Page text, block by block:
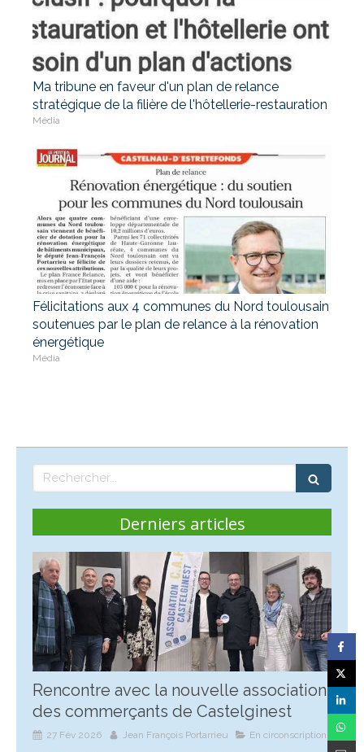
Ma tribune en faveur d'un plan de relance
stratégique de la filière de l'hôtellerie-restauration
Média
Félicitations aux 4 communes du Nord toulousain
soutenues par le plan de relance à la rénovation
énergétique
Média
Rechercher
Derniers articles
Rencontre avec la nouvelle association
des commerçants de Castelginest
27 Fév 2026 Jean François Portarrieu En circonscription